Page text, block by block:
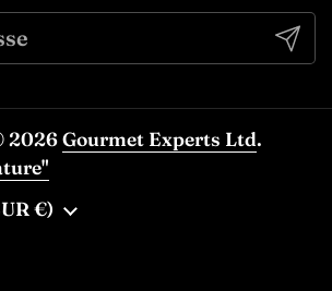
2026Gourmet Experts Ltd.
Region
€)